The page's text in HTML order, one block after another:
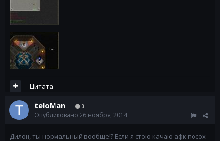
Цитата
teloMan 0
Опубликовано 26 ноября, 2014
Дилон, ты нормальный вообще!? Если я стою качаю афк посох